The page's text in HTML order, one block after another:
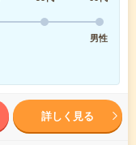
男性
詳しく見る